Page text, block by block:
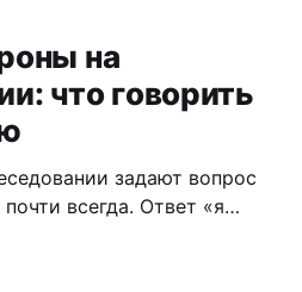
на
что говорить
задают вопрос
всегда. Ответ «я
линейного сотрудника.